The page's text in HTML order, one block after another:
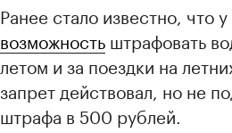
Ранее стало известно, что
возможность штрафовать
летом и за поездки на
запрет действовал, но не
штрафа в 500 рублей.